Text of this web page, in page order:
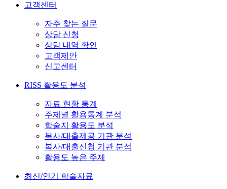
고객센터
자주 찾는 질문
상담 신청
상담 내역 확인
고객제안
신고센터
RISS 활용도 분석
자료 현황 통계
주제별 활용통계 분석
학술지 활용도 분석
복사/대출제공 기관 분석
복사/대출신청 기관 분석
활용도 높은 주제
최신/인기 학술자료